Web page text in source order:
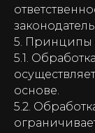
5. Принципы
5.1.
основе.
5.2.